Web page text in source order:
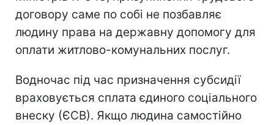
договору саме по собі не позбавляє
людину права на державну допомогу для
оплати житлово-комунальних послуг.
Водночас під час призначення субсидії
враховується сплата єдиного соціального
внеску (ЄСВ). Якщо людина самостійно